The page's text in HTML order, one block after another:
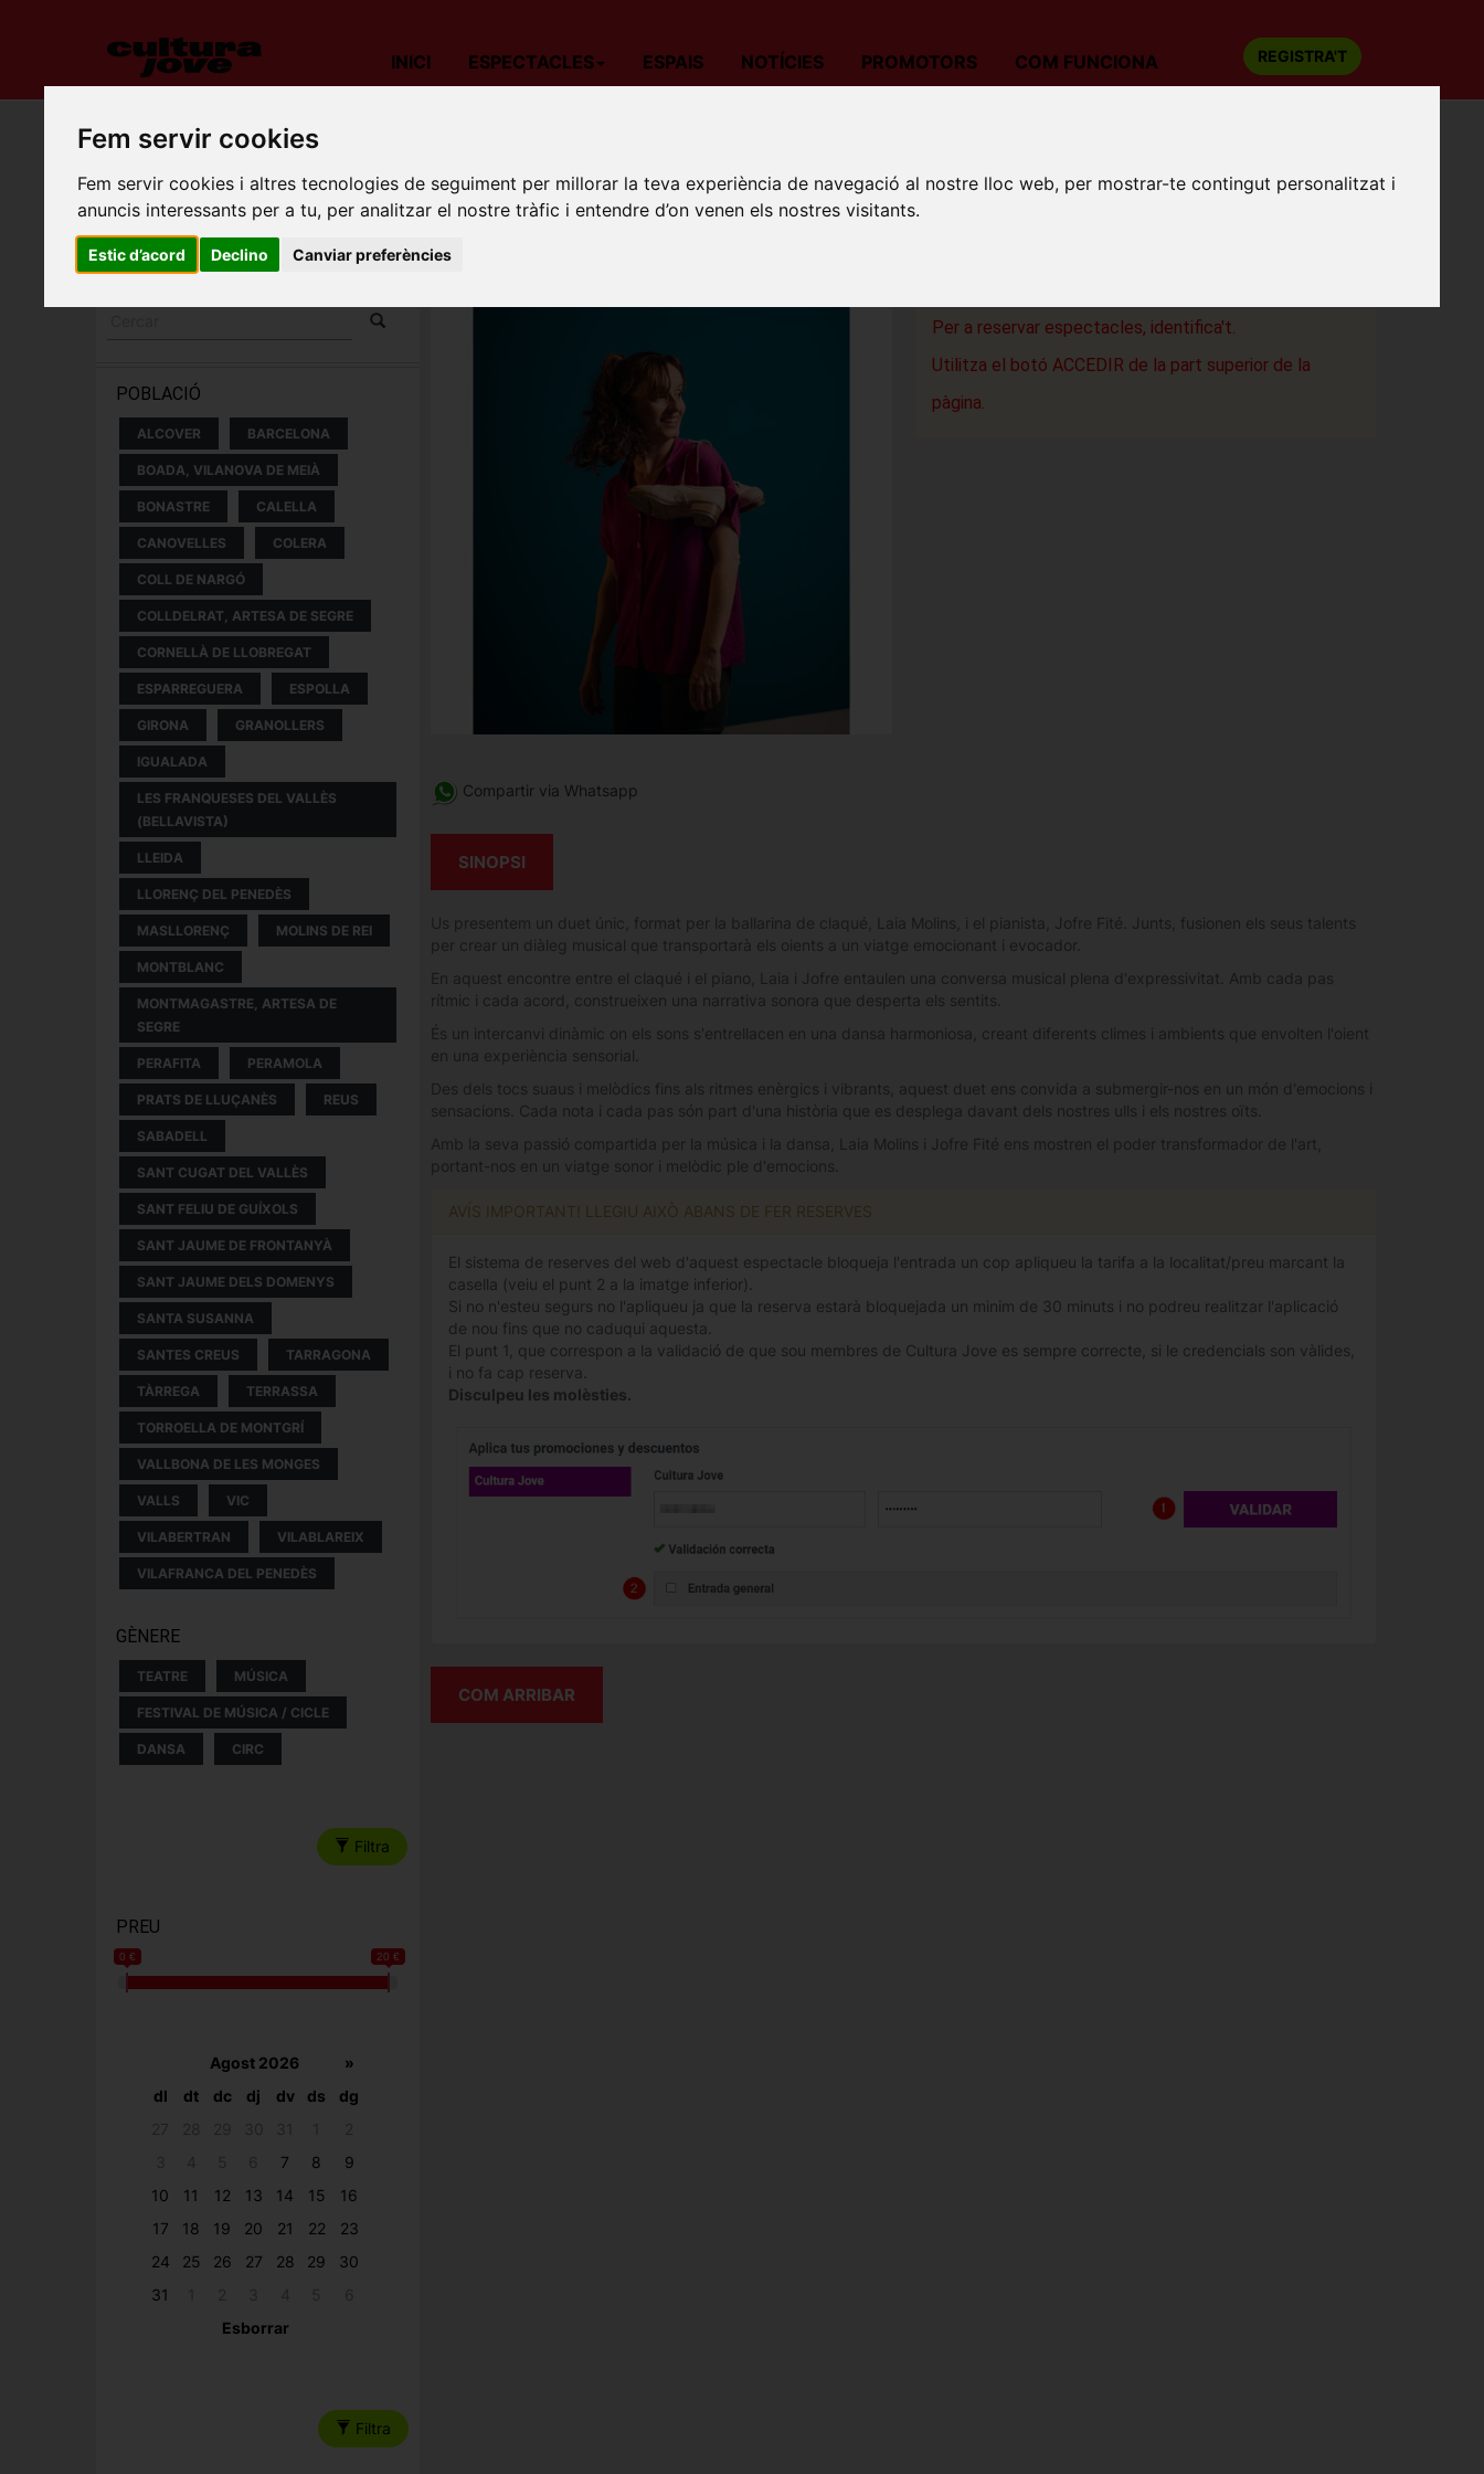
Fem servir cookies
Fem servir cookies i altres tecnologies de seguiment per millorar la teva experiència de navegació al nostre lloc web, per mostrar-te contingut personalitzat i
anuncis interessants per a tu, per analitzar el nostre tràfic i entendre d’on venen els nostres visitants.
Estic d’acord Declino Canviar preferències
INICI ESPECTACLES ESPAIS NOTÍCIES PROMOTORS COM FUNCIONA REGISTRA'T
ESPECTACLES I
CONCERTS
POBLACIÓ
ALCOVER BARCELONA
BOADA, VILANOVA DE MEIÀ
BONASTRE CALELLA
CANOVELLES COLERA
COLL DE NARGÓ
COLLDELRAT, ARTESA DE SEGRE
CORNELLÀ DE LLOBREGAT
ESPARREGUERA ESPOLLA
GIRONA GRANOLLERS
IGUALADA
LES FRANQUESES DEL VALLÈS
(BELLAVISTA)
LLEIDA
LLORENÇ DEL PENEDÈS
MASLLORENÇ MOLINS DE REI
MONTBLANC
MONTMAGASTRE, ARTESA DE
SEGRE
PERAFITA PERAMOLA
PRATS DE LLUÇANÈS REUS
SABADELL
SANT CUGAT DEL VALLÈS
SANT FELIU DE GUÍXOLS
SANT JAUME DE FRONTANYÀ
SANT JAUME DELS DOMENYS
SANTA SUSANNA
SANTES CREUS TARRAGONA
TÀRREGA TERRASSA
TORROELLA DE MONTGRÍ
VALLBONA DE LES MONGES
VALLS VIC
VILABERTRAN VILABLAREIX
VILAFRANCA DEL PENEDÈS
GÈNERE
TEATRE MÚSICA
FESTIVAL DE MÚSICA / CICLE
DANSA CIRC
Filtra
PREU
0 € 20 €
Agost 2026
»
dl
dt dc dj dv ds
dg
7 8
9
10
11 12 13 14 15
16
17
18 19 20 21 22
23
24
25 26 27 28 29
30
31
Esborrar
Filtra
RITMES MELÒDICS
Per a reservar espectacles, identifica't.
Utilitza el botó ACCEDIR de la part superior de la
pàgina.
Compartir via Whatsapp
SINOPSI
Us presentem un duet únic, format per la ballarina de claqué, Laia Molins, i el pianista, Jofre Fité. Junts, fusionen els seus talents
per crear un diàleg musical que transportarà els oients a un viatge emocionant i evocador.
En aquest encontre entre el claqué i el piano, Laia i Jofre entaulen una conversa musical plena d'expressivitat. Amb cada pas
rítmic i cada acord, construeixen una narrativa sonora que desperta els sentits.
És un intercanvi dinàmic on els sons s'entrellacen en una dansa harmoniosa, creant diferents climes i ambients que envolten l'oient
en una experiència sensorial.
Des dels tocs suaus i melòdics fins als ritmes enèrgics i vibrants, aquest duet ens convida a submergir-nos en un món d'emocions i
sensacions. Cada nota i cada pas són part d'una història que es desplega davant dels nostres ulls i els nostres oïts.
Amb la seva passió compartida per la música i la dansa, Laia Molins i Jofre Fité ens mostren el poder transformador de l'art,
portant-nos en un viatge sonor i melòdic ple d'emocions.
AVÍS IMPORTANT! LLEGIU AIXÒ ABANS DE FER RESERVES
El sistema de reserves del web d'aquest espectacle bloqueja l'entrada un cop apliqueu la tarifa a la localitat/preu marcant la
casella (veiu el punt 2 a la imatge inferior).
Si no n'esteu segurs no l'apliqueu ja que la reserva estarà bloquejada un minim de 30 minuts i no podreu realitzar l'aplicació
de nou fins que no caduqui aquesta.
El punt 1, que correspon a la validació de que sou membres de Cultura Jove es sempre correcte, si le credencials son vàlides,
i no fa cap reserva.
Disculpeu les molèsties.
COM ARRIBAR